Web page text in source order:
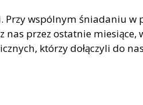
Przy wspólnym śniadaniu w
nas przez ostatnie miesiące,
którzy dołączyli do